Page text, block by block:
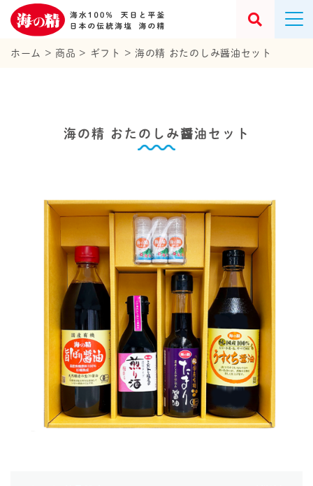
ホーム > 商品 > ギフト > 海の精 おたのしみ醤油セット
海の精 おたのしみ醤油セット